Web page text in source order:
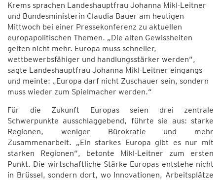
Krems sprachen Landeshauptfrau Johanna Mikl-Leitner
und Bundesministerin Claudia Bauer am heutigen
Mittwoch bei einer Pressekonferenz zu aktuellen
europapolitischen Themen. „Die alten Gewissheiten
gelten nicht mehr. Europa muss schneller,
wettbewerbsfähiger und handlungsstärker werden“,
sagte Landeshauptfrau Johanna Mikl-Leitner eingangs
und meinte: „Europa darf nicht Zuschauer sein, sondern
muss wieder zum Spielmacher werden.“
Für die Zukunft Europas seien drei zentrale
Schwerpunkte ausschlaggebend, führte sie aus: starke
Regionen, weniger Bürokratie und mehr
Zusammenarbeit. „Ein starkes Europa gibt es nur mit
starken Regionen“, betonte Mikl-Leitner zum ersten
Punkt. Die wirtschaftliche Stärke Europas entstehe nicht
in Brüssel, sondern dort, wo Innovationen, Arbeitsplätze